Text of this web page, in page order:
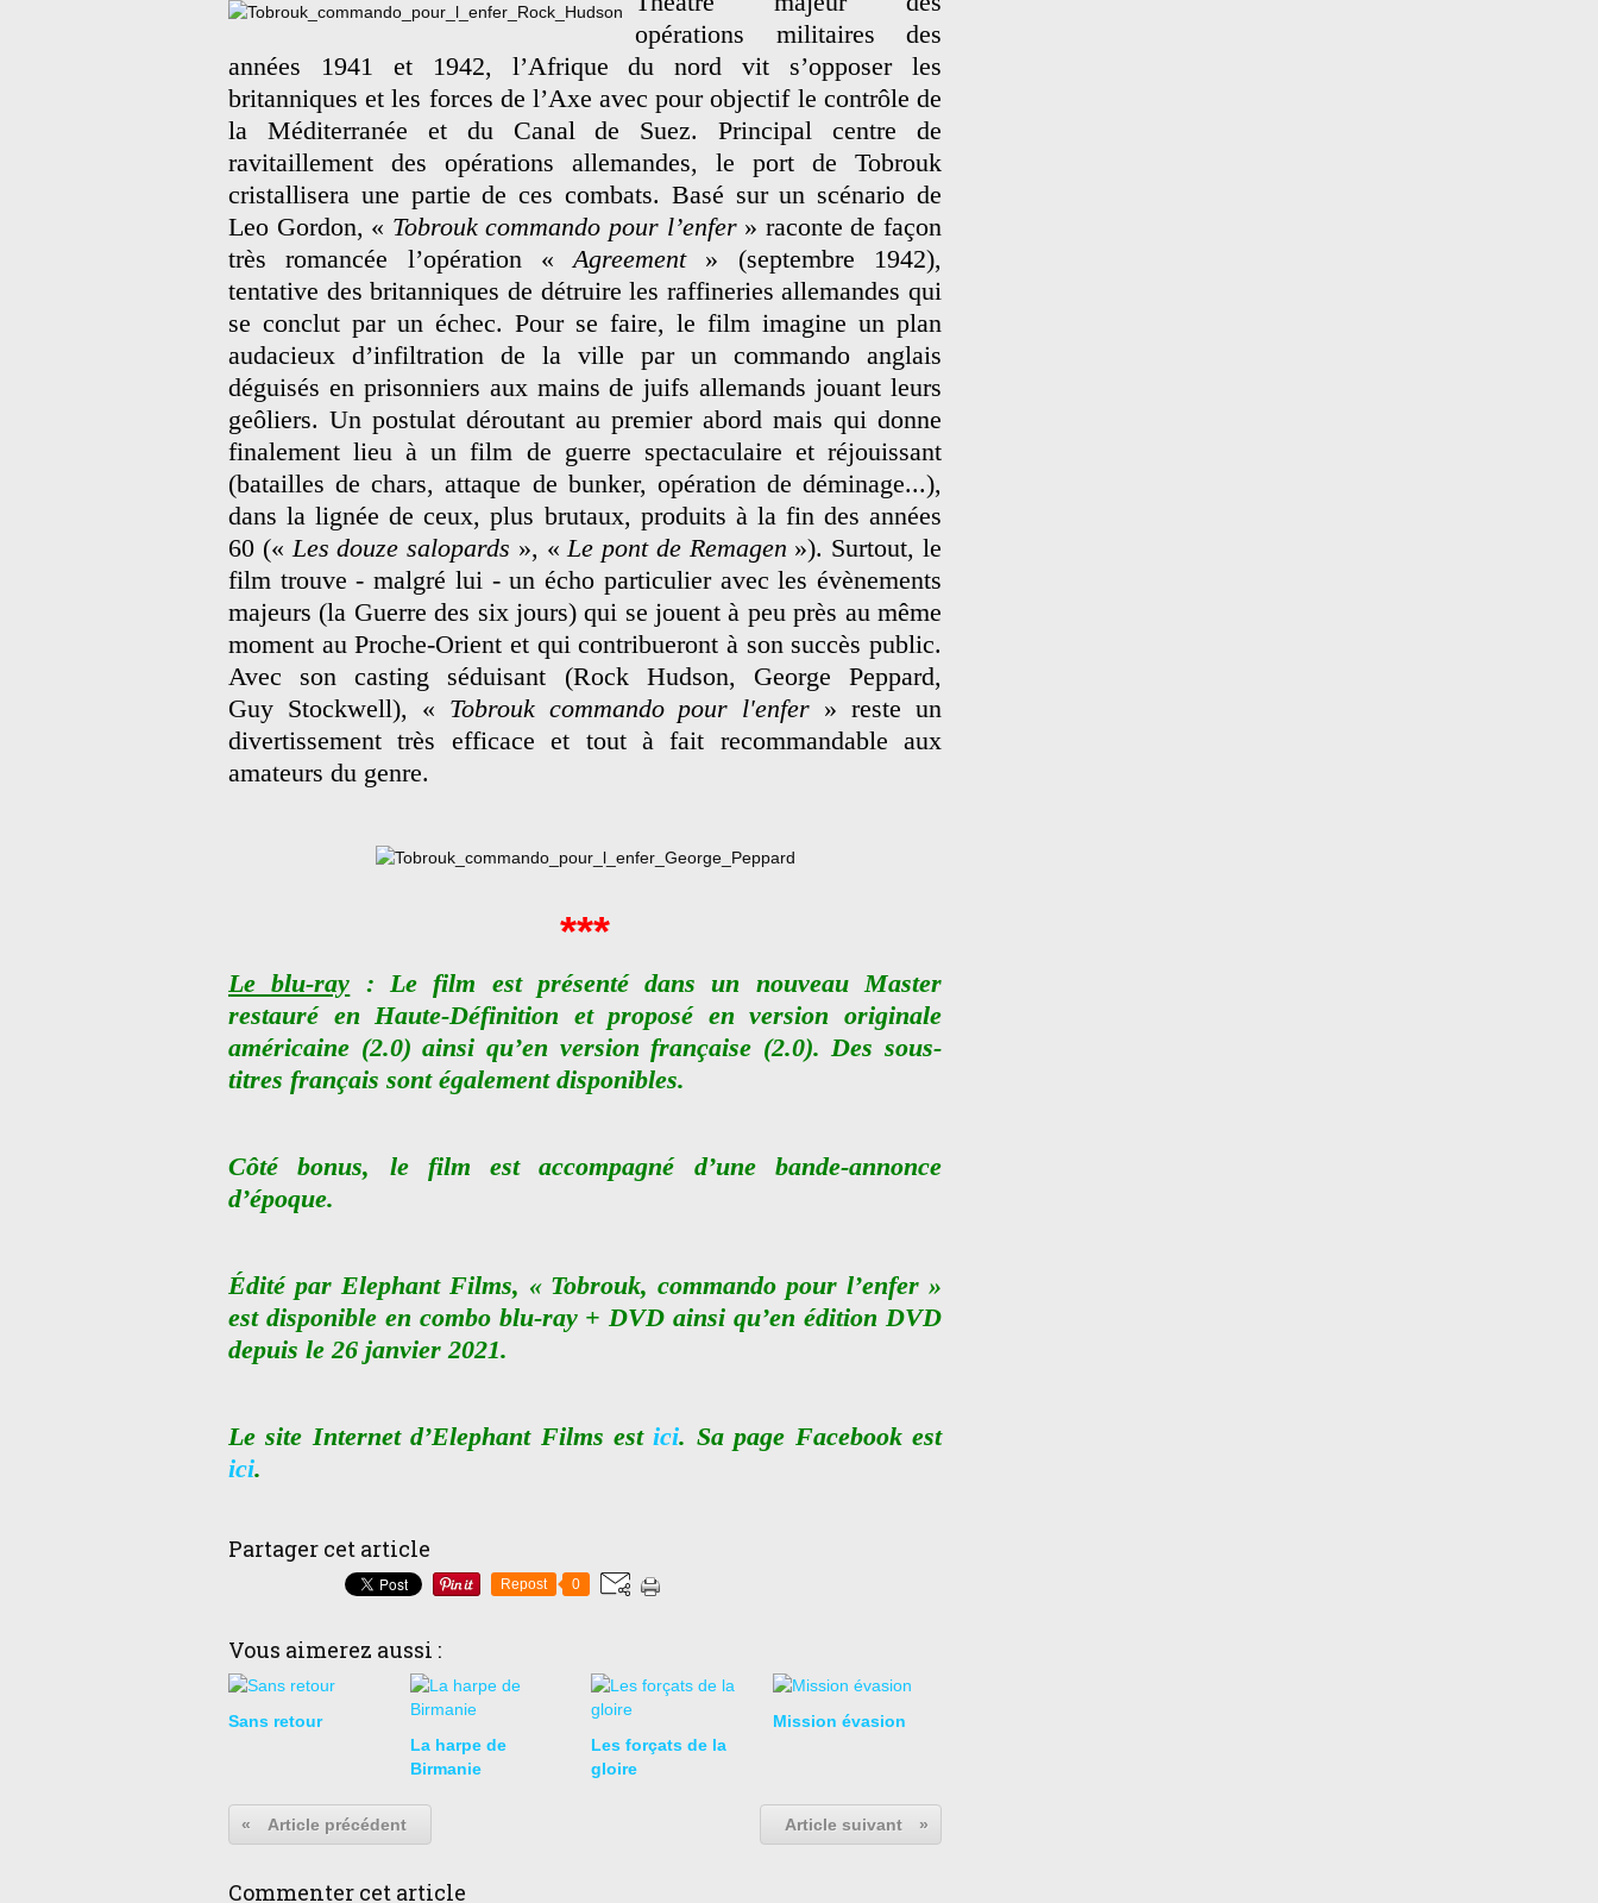
opérations militaires des
années 1941 et 1942, l’Afrique du nord vit s’opposer les
britanniques et les forces de l’Axe avec pour objectif le contrôle de
la Méditerranée et du Canal de Suez. Principal centre de
ravitaillement des opérations allemandes, le port de Tobrouk
cristallisera une partie de ces combats. Basé sur un scénario de
Leo Gordon, « Tobrouk commando pour l’enfer» raconte de façon
très romancée l’opération «Agreement » (septembre 1942),
tentative des britanniques de détruire les raffineries allemandes qui
se conclut par un échec. Pour se faire, le film imagine un plan
audacieux d’infiltration de la ville par un commando anglais
déguisés en prisonniers aux mains de juifs allemands jouant leurs
geôliers. Un postulat déroutant au premier abord mais qui donne
finalement lieu à un film de guerre spectaculaire et réjouissant
(batailles de chars, attaque de bunker, opération de déminage...),
dans la lignée de ceux, plus brutaux, produits à la fin des années
60 («Les douze salopards », «Le pont de Remagen »). Surtout, le
film trouve - malgré lui - un écho particulier avec les évènements
majeurs (la Guerre des six jours) qui se jouent à peu près au même
moment au Proche-Orient et qui contribueront à son succès public.
Avec son casting séduisant (Rock Hudson, George Peppard,
Guy Stockwell), « Tobrouk commando pour l'enfer » reste un
divertissement très efficace et tout à fait recommandable aux
amateurs du genre.
***
Le blu-ray : Le film est présenté dans un nouveau Master
restauré en Haute-Définition et proposé en version originale
américaine (2.0) ainsi qu’en version française (2.0). Des sous-
titres français sont également disponibles.
Côté bonus, le film est accompagné d’une bande-annonce
d’époque.
Édité par Elephant Films, « Tobrouk, commando pour l’enfer »
est disponible en combo blu-ray + DVD ainsi qu’en édition DVD
depuis le 26 janvier 2021.
Le site Internet d’Elephant Films estici. Sa page Facebook est
ici.
Partager cet article
Repost 0
Vous aimerez aussi :
Sans retour
La harpe de
Birmanie
Les forçats de la
gloire
Mission évasion
« Article précédent Article suivant »
Commenter cet article